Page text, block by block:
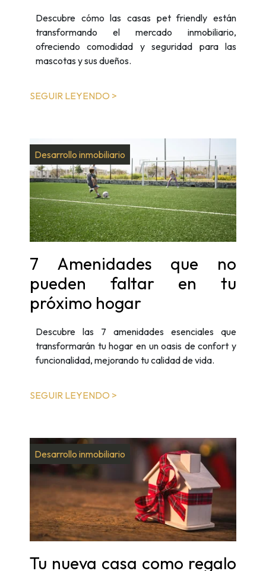
Descubre cómo las casas pet friendly están
transformando el mercado inmobiliario,
ofreciendo comodidad y seguridad para las
mascotas y sus dueños.
SEGUIR LEYENDO >
Desarrollo inmobiliario
7 Amenidades que no
pueden faltar en tu
próximo hogar
Descubre las 7 amenidades esenciales que
transformarán tu hogar en un oasis de confort y
funcionalidad, mejorando tu calidad de vida.
SEGUIR LEYENDO >
Desarrollo inmobiliario
Tu nueva casa como regalo